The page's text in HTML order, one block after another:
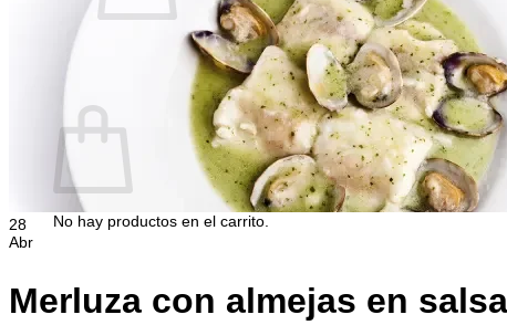
No hay productos en el carrito.
No hay productos en el carrito.
28
Abr
Merluza con almejas en